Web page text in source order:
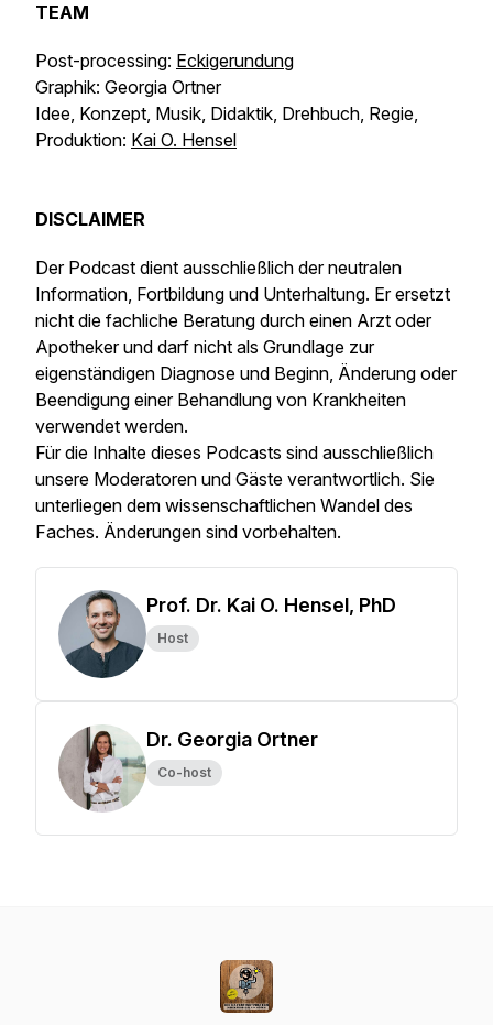
TEAM
Post-processing: Eckigerundung
Graphik: Georgia Ortner
Idee, Konzept, Musik, Didaktik, Drehbuch, Regie,
Produktion: Kai O. Hensel
DISCLAIMER
Der Podcast dient ausschließlich der neutralen
Information, Fortbildung und Unterhaltung. Er ersetzt
nicht die fachliche Beratung durch einen Arzt oder
Apotheker und darf nicht als Grundlage zur
eigenständigen Diagnose und Beginn, Änderung oder
Beendigung einer Behandlung von Krankheiten
verwendet werden.
Für die Inhalte dieses Podcasts sind ausschließlich
unsere Moderatoren und Gäste verantwortlich. Sie
unterliegen dem wissenschaftlichen Wandel des
Faches. Änderungen sind vorbehalten.
Prof. Dr. Kai O. Hensel, PhD
Host
Dr. Georgia Ortner
Co-host